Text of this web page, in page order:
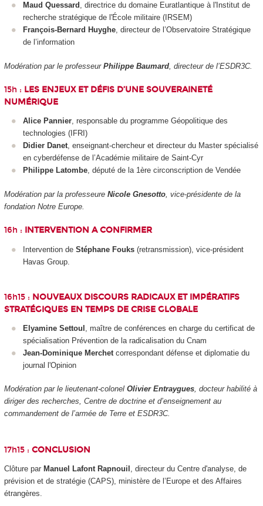
Maud Quessard , directrice du domaine Euratlantique à l'Institut de
recherche stratégique de l'École militaire (IRSEM)
François-Bernard Huyghe, directeur de l’Observatoire Stratégique
de l’information
Modération par le professeur Philippe Baumard, directeur de l’ESDR3C.
15h : LES ENJEUX ET DÉFIS D’UNE SOUVERAINETÉ
NUMÉRIQUE
Alice Pannier, responsable du programme Géopolitique des
technologies (IFRI)
Didier Danet, enseignant-chercheur et directeur du Master spécialisé
en cyberdéfense de l’Académie militaire de Saint-Cyr
Philippe Latombe, député de la 1ère circonscription de Vendée
Modération par la professeure Nicole Gnesotto, vice-présidente de la
fondation Notre Europe.
16h : INTERVENTION A CONFIRMER
Intervention de Stéphane Fouks (retransmission), vice-président
Havas Group.
16h15 : NOUVEAUX DISCOURS RADICAUX ET IMPÉRATIFS
STRATÉGIQUES EN TEMPS DE CRISE GLOBALE
Elyamine Settoul
, maître de conférences en charge du certificat de
spécialisation Prévention de la radicalisation du Cnam
Jean-Dominique Merchet correspondant défense et diplomatie du
journal l'Opinion
Modération par le lieutenant-colonel Olivier Entraygues, docteur habilité à
diriger des recherches, Centre de doctrine et d’enseignement au
commandement de l’armée de Terre et ESDR3C.
17h15 : CONCLUSION
Clôture par Manuel Lafont Rapnouil
, directeur du Centre d'analyse, de
prévision et de stratégie (CAPS), ministère de l’Europe et des Affaires
étrangères.